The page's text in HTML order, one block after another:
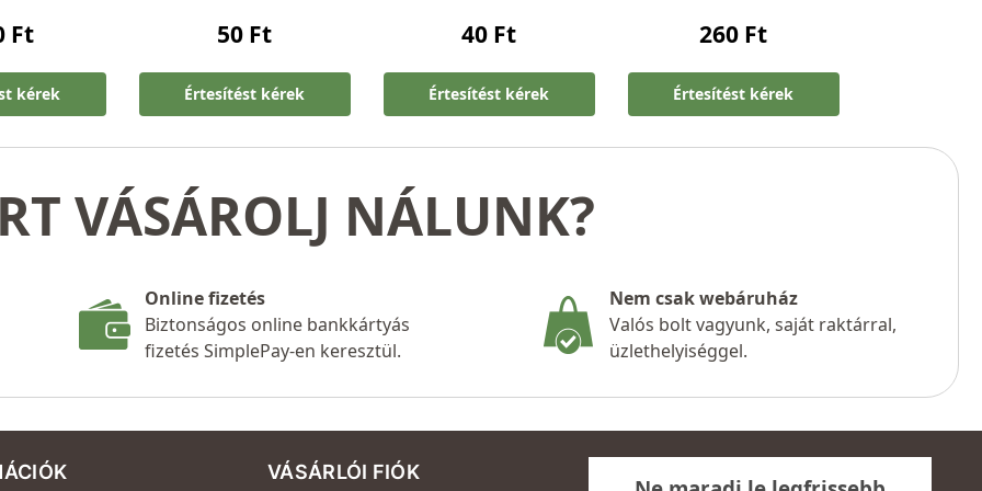
Ft
kérek
50 Ft
Értesítést kérek
40 Ft
Értesítést kérek
260 Ft
Értesítést kérek
VÁSÁROLJ NÁLUNK?
Online fizetés
Biztonságos online bankkártyás
fizetés SimplePay-en keresztül.
Nem csak webáruház
Valós bolt vagyunk, saját raktárral,
üzlethelyiséggel.
VÁSÁRLÓI FIÓK